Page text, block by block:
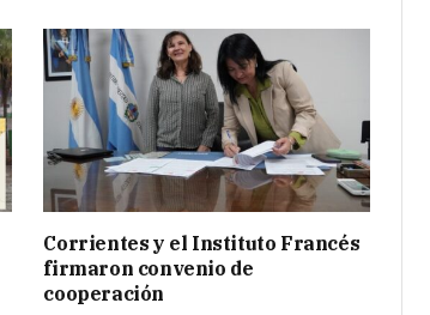
Corrientes y el Instituto Francés
firmaron convenio de
cooperación